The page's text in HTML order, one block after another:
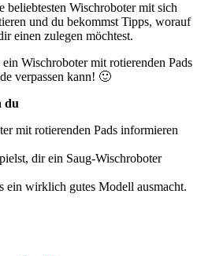
beliebtesten Wischroboter mit sich
und du bekommst Tipps, worauf
einen zulegen möchtest.
Wischroboter mit rotierenden Pads
verpassen kann! 🙂
du
mit rotierenden Pads informieren
dir ein Saug-Wischroboter
ein wirklich gutes Modell ausmacht.